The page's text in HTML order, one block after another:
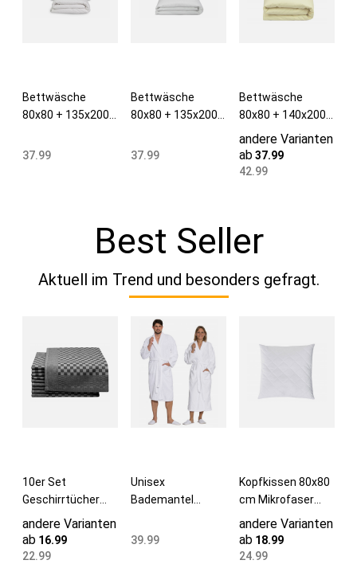
Bettwäsche
80x80 + 135x200
10mm weiß
37.99
Bettwäsche
80x80 + 135x200
4mm weiß
37.99
Bettwäsche
80x80 + 140x200
cm Baumwollmix
beige
andere Varianten
ab37.99
42.99
Best Seller
Aktuell im Trend und besonders gefragt.
10er Set
Geschirrtücher
Baumwolle 46x70
cm schwarz
andere Varianten
ab 16.99
22.99
Unisex
Bademantel
Baumwolle M weiß
39.99
Kopfkissen 80x80
cm Mikrofaser
Füllung 840 g
andere Varianten
ab 18.99
24.99